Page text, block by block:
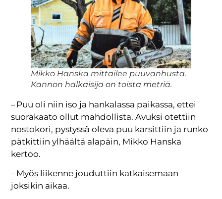
Mikko Hanska mittailee puuvanhusta.
Kannon halkaisija on toista metriä.
– Puu oli niin iso ja hankalassa paikassa, ettei
suorakaato ollut mahdollista. Avuksi otettiin
nostokori, pystyssä oleva puu karsittiin ja runko
pätkittiin ylhäältä alapäin, Mikko Hanska
kertoo.
– Myös liikenne jouduttiin katkaisemaan
joksikin aikaa.